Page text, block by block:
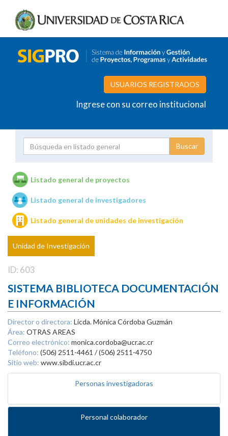
USUARIOS REGISTRADOS
Ingrese con su correo institucional
Unidades de investigación
Listado general de proyectos
Listado general de investigadores
Listado general de unidades de investigación
Unidad de Investigación
ID: 603
SISTEMA BIBLIOTECA DOCUMENTACIÓN
E INFORMACIÓN
Director o directora: Licda. Mónica Córdoba Guzmán
Área: OTRAS AREAS
Correo electrónico: monica.cordoba@ucr.ac.cr
Teléfono: (506) 2511-4461 / (506) 2511-4750
Sitio web: www.sibdi.ucr.ac.cr
Personas investigadoras
Personal colaborador